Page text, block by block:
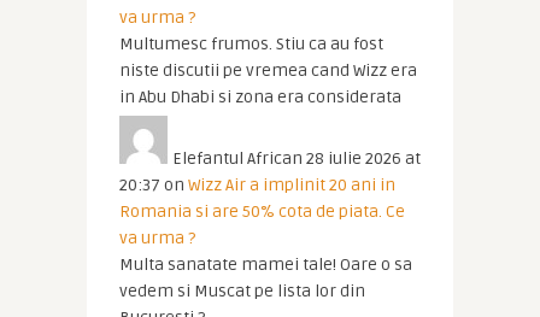
va urma ?
Multumesc frumos. Stiu ca au fost
niste discutii pe vremea cand Wizz era
in Abu Dhabi si zona era considerata
Elefantul African 28 iulie 2026 at
20:37 on Wizz Air a implinit 20 ani in
Romania si are 50% cota de piata. Ce
va urma ?
Multa sanatate mamei tale! Oare o sa
vedem si Muscat pe lista lor din